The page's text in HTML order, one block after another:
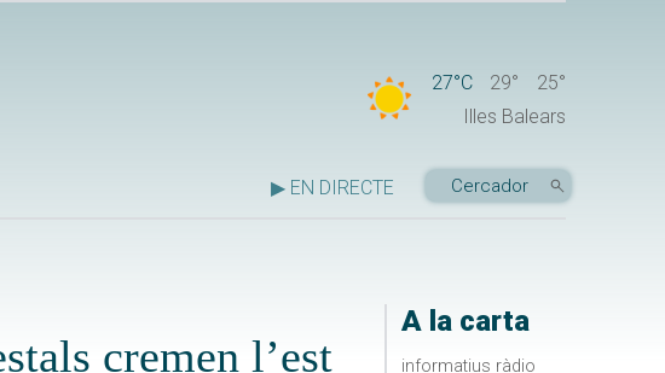
27°C 29°
25°
Illes Balears
▶ EN DIRECTE
A la carta
informatius ràdio
cremen l’est